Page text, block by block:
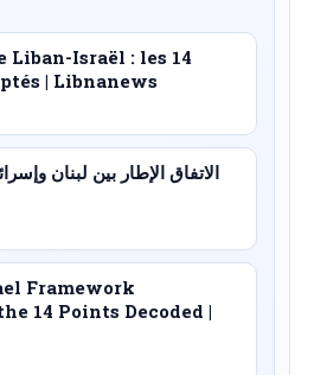
Liban-Israël : les 14
| Libnanews
الاتفاق الإطار بين لبنان
Framework
14 Points Decoded |